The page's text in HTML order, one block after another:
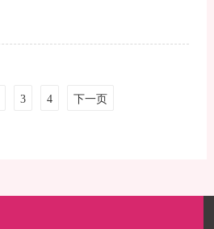
3 4 下一页